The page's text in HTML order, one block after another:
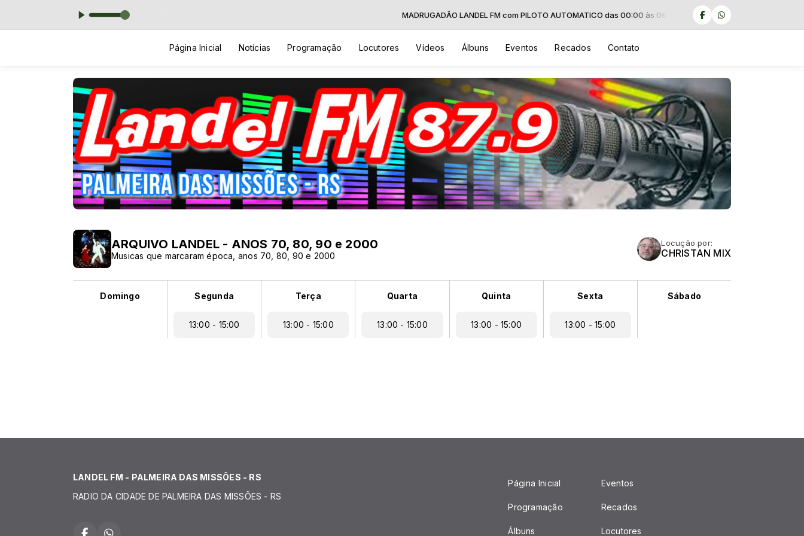
AUTOMATICO das 00:00 às 06:00 MADRUGADÃO LANDEL FM com PILOTO AUTOMATICO das 00:00 às 06:00
Página Inicial Notícias Programação Locutores Vídeos Álbuns Eventos Recados Contato
ARQUIVO LANDEL - ANOS 70, 80, 90 e 2000
Musicas que marcaram época, anos 70, 80, 90 e 2000
Locução por:
CHRISTAN MIX
Domingo Segunda
13:00 - 15:00
Terça
13:00 - 15:00
Quarta
13:00 - 15:00
Quinta
13:00 - 15:00
Sexta
13:00 - 15:00
Sábado
LANDEL FM - PALMEIRA DAS MISSÕES - RS
RADIO DA CIDADE DE PALMEIRA DAS MISSÕES - RS
Página Inicial
Programação
Álbuns
Eventos
Recados
Locutores